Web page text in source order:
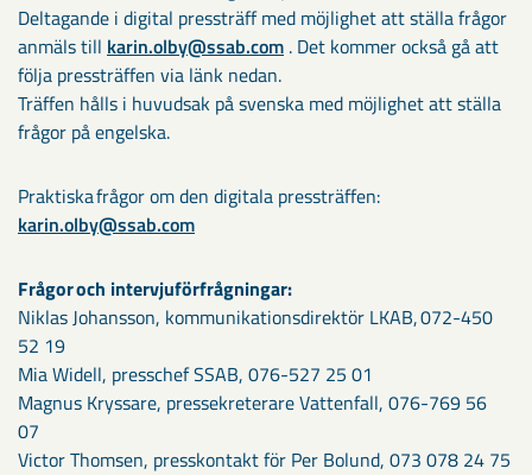
Deltagande i digital pressträff med möjlighet att ställa frågor
anmäls till karin.olby@ssab.com . Det kommer också gå att
följa pressträffen via länk nedan.
Träffen hålls i huvudsak på svenska med möjlighet att ställa
frågor på engelska.
Praktiska frågor om den digitala pressträffen:
karin.olby@ssab.com
Frågor och intervjuförfrågningar:
Niklas Johansson, kommunikationsdirektör LKAB, 072-450
52 19
Mia Widell, presschef SSAB, 076-527 25 01
Magnus Kryssare, pressekreterare Vattenfall, 076-769 56
07
Victor Thomsen, presskontakt för Per Bolund, 073 078 24 75